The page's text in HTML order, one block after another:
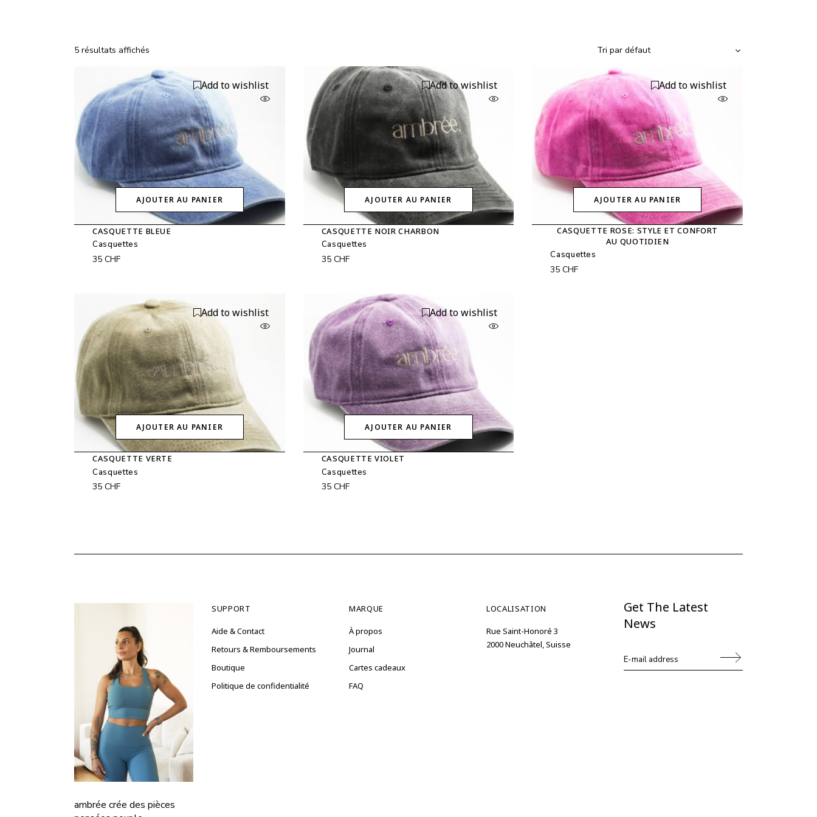
5 résultats affichés Tri par défaut
AJOUTER AU PANIER
Add to wishlist
CASQUETTE BLEUE
Casquettes
35 CHF
AJOUTER AU PANIER
Add to wishlist
CASQUETTE NOIR CHARBON
Casquettes
35 CHF
AJOUTER AU PANIER
Add to wishlist
CASQUETTE ROSE: STYLE ET CONFORT
AU QUOTIDIEN
Casquettes
35CHF
AJOUTER AU PANIER
Add to wishlist
CASQUETTE VERTE
Casquettes
35 CHF
AJOUTER AU PANIER
Add to wishlist
CASQUETTE VIOLET
Casquettes
35 CHF
ambrée crée des pièces
SUPPORT
Aide & Contact
Retours & Remboursements
Boutique
Politique de confidentialité
MARQUE
À propos
Journal
Cartes cadeaux
FAQ
LOCALISATION
Rue Saint-Honoré 3
2000 Neuchâtel, Suisse
Get The Latest
News